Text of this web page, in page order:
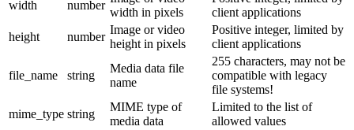
width
number
width in pixels
client applications
height
number
Image or video
height in pixels
Positive integer, limited by
client applications
file_name string
Media data file
name
255 characters, may not be
compatible with legacy
file systems!
mime_type string
MIME type of
media data
Limited to the list of
allowed values